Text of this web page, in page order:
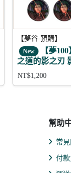
【夢谷-預購】
New 【夢100
之道的影之刃
章11入組
NT$1,200
幫助
常
付